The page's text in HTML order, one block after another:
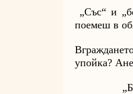
„Със“ и
поемеш в
упойка?